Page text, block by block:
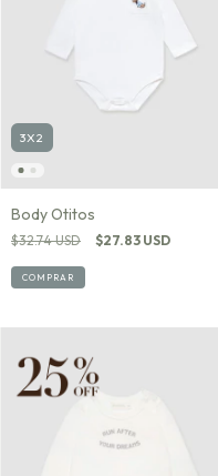
3X2
Body Otitos
$32.74 USD $27.83 USD
COMPRAR